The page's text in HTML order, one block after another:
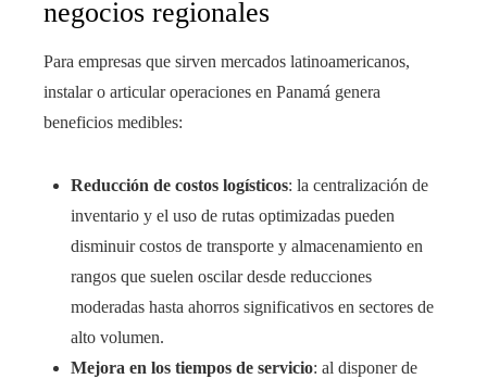
negocios regionales
Para empresas que sirven mercados latinoamericanos,
instalar o articular operaciones en Panamá genera
beneficios medibles:
Reducción de costos logísticos: la centralización de
inventario y el uso de rutas optimizadas pueden
disminuir costos de transporte y almacenamiento en
rangos que suelen oscilar desde reducciones
moderadas hasta ahorros significativos en sectores de
alto volumen.
Mejora en los tiempos de servicio: al disponer de